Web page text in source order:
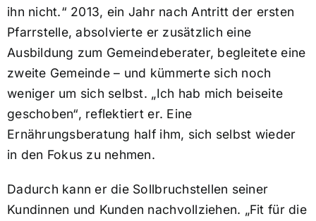
ihn nicht.“ 2013, ein Jahr nach Antritt der ersten
Pfarrstelle, absolvierte er zusätzlich eine
Ausbildung zum Gemeindeberater, begleitete eine
zweite Gemeinde – und kümmerte sich noch
weniger um sich selbst. „Ich hab mich beiseite
geschoben“, reflektiert er. Eine
Ernährungsberatung half ihm, sich selbst wieder
in den Fokus zu nehmen.
Dadurch kann er die Sollbruchstellen seiner
Kundinnen und Kunden nachvollziehen. „Fit für die